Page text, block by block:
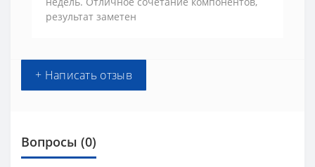
результат заметен
+ Написать отзыв
Вопросы (0)